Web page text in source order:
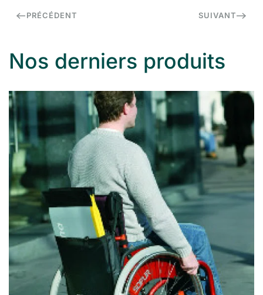
PRÉCÉDENT SUIVANT
Nos derniers produits